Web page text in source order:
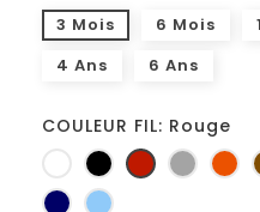
3 Mois 6 Mois
4 Ans
6 Ans
COULEUR FIL: Rouge
BlancNoir RougeGris
clair
MarineBleu